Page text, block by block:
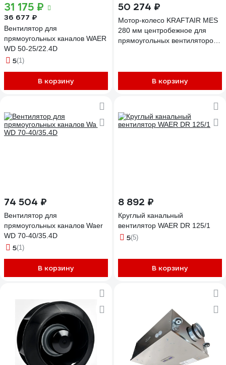
31 175 ₽
36 677 ₽
Вентилятор для
прямоугольных каналов WAER
WD 50-25/22.4D
5(1)
В корзину
50 274 ₽
Мотор-колесо KRAFTAIR MES
280 мм центробежное для
прямоугольных вентиляторов
В корзину
74 504 ₽
Вентилятор для
прямоугольных каналов Waer
WD 70-40/35.4D
5(1)
В корзину
8 892 ₽
Круглый канальный
вентилятор WAER DR 125/1
5(5)
В корзину